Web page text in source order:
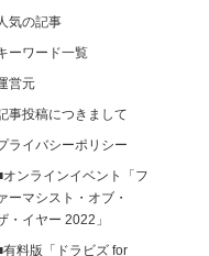
人気の記事
ーワード一覧
営元
事投稿につきまして
ライバシーポリシー
オンラインイベント「フ
ーマシスト・オブ・
・イヤー 2022」
有料版「ドラビズ for